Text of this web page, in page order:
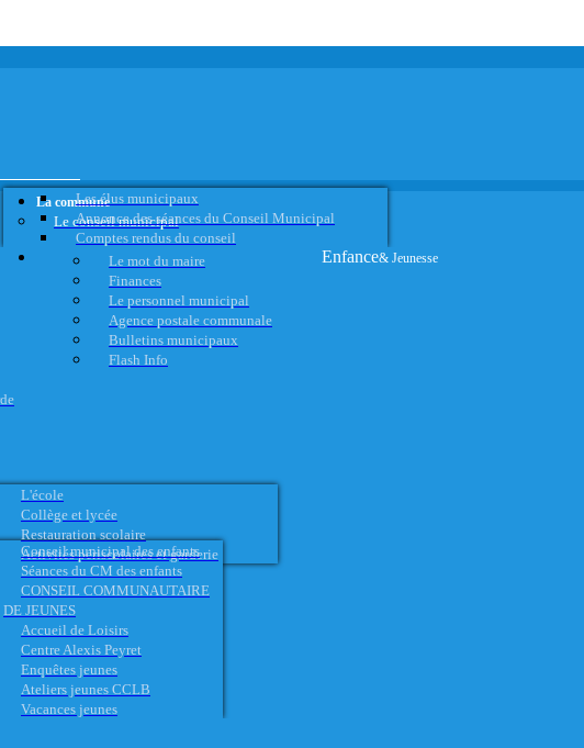
La commune
Le conseil municipal
Les élus municipaux
Annonce des séances du Conseil Municipal
Comptes rendus du conseil
Le mot du maire
Finances
Le personnel municipal
Agence postale communale
Bulletins municipaux
Flash Info
Enfance& Jeunesse
L'école
Collège et lycée
Restauration scolaire
Activités périscolaires et garderie
Conseil municipal des enfants
Séances du CM des enfants
CONSEIL COMMUNAUTAIRE
DE JEUNES
Accueil de Loisirs
Centre Alexis Peyret
Enquêtes jeunes
Ateliers jeunes CCLB
Vacances jeunes